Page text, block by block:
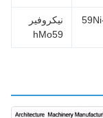
نيكروفير
hMo59